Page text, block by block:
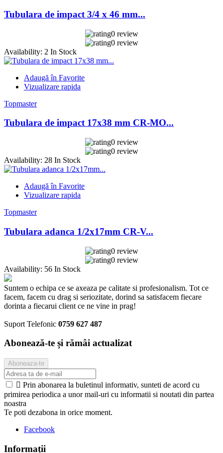
Tubulara de impact 3/4 x 46 mm...
0 review
0 review
Availability: 2 In Stock
Adaugă în Favorite
Vizualizare rapida
Topmaster
Tubulara de impact 17x38 mm CR-MO...
0 review
0 review
Availability: 28 In Stock
Adaugă în Favorite
Vizualizare rapida
Topmaster
Tubulara adanca 1/2x17mm CR-V...
0 review
0 review
Availability: 56 In Stock
Suntem o echipa ce se axeaza pe calitate si profesionalism. Tot ce
facem, facem cu drag si seriozitate, dorind sa satisfacem fiecare
dorinta a fiecarui client ce ne vine in prag!
Suport Telefonic 0759 627 487
Abonează-te și rămâi actualizat
 Prin abonarea la buletinul informativ, sunteti de acord cu
primirea periodica a unor mail-uri cu informatii si noutati din partea
noastra
Te poti dezabona in orice moment.
Facebook
Informații